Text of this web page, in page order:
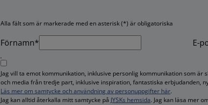
Alla fält som är markerade med en asterisk (*) är obligatoriska
Förnamn* E-
Jag vill ta emot kommunikation, inklusive personlig kommunikation som
och media från tredje part, inklusive inspiration, fantastiska erbjudanden,
Läs mer om samtycke och användning av personuppgifter här.
Jag kan alltid återkalla mitt samtycke på JYSKs hemsida. Jag kan läsa mer